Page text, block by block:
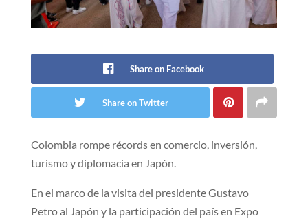
Share on Facebook
Share on Twitter
Colombia rompe récords en comercio, inversión,
turismo y diplomacia en Japón.
​En el marco de la visita del presidente Gustavo
Petro al Japón y la participación del país en Expo